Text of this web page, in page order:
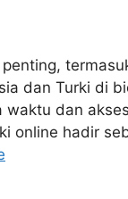
dan Turki di
dan
online hadir